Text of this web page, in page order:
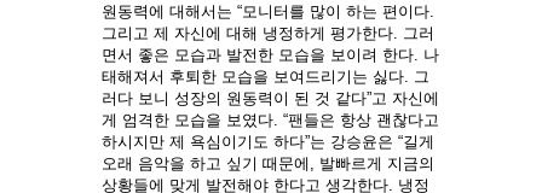
원동력에 대해서는 “모니터를 많이 하는 편이다.
그리고 제 자신에 대해 냉정하게 평가한다. 그러
면서 좋은 모습과 발전한 모습을 보이려 한다. 나
태해져서 후퇴한 모습을 보여드리기는 싫다. 그
러다 보니 성장의 원동력이 된 것 같다”고 자신에
게 엄격한 모습을 보였다. “팬들은 항상 괜찮다고
하시지만 제 욕심이기도 하다”는 강승윤은 “길게
오래 음악을 하고 싶기 때문에, 발빠르게 지금의
상황들에 맞게 발전해야 한다고 생각한다. 냉정